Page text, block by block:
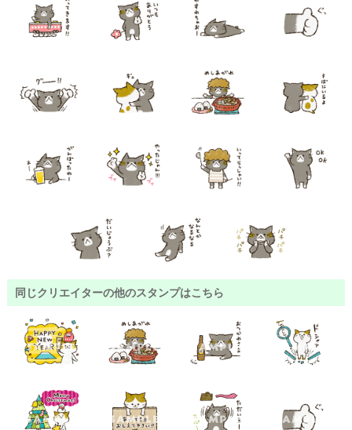
同じクリエイターの他のスタンプはこちら